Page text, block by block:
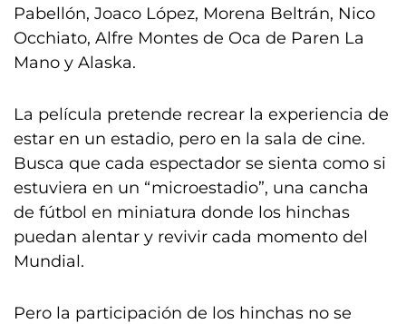
Pabellón, Joaco López, Morena Beltrán, Nico
Occhiato, Alfre Montes de Oca de Paren La
Mano y Alaska.
La película pretende recrear la experiencia de
estar en un estadio, pero en la sala de cine.
Busca que cada espectador se sienta como si
estuviera en un “microestadio”, una cancha
de fútbol en miniatura donde los hinchas
puedan alentar y revivir cada momento del
Mundial.
Pero la participación de los hinchas no se